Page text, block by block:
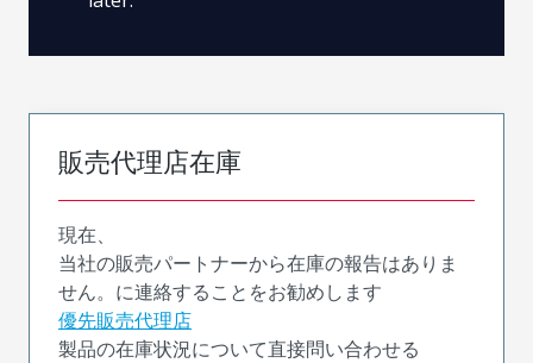
販売代理店在庫
現在、
当社の販売パートナーから在庫の報告はありま
せん。に連絡することをお勧めします
優先販売代理店
製品の在庫状況について直接問い合わせる